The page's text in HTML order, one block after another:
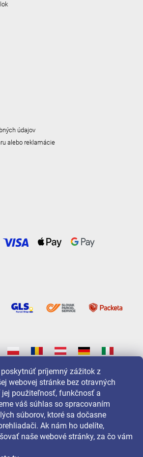
príjemný zážitok z
webovej stránke bez otravných
použiteľnosť, funkčnosť a
váš súhlas so spracovaním
súborov, ktoré sa dočasne
Ak nám ho udelíte,
naše webové stránky, za čo vám
údajov
alebo reklamácie
nás sledujte na: